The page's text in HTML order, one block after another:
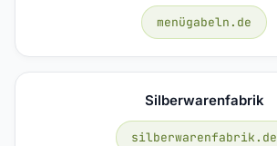
menügabeln.de
Silberwarenfabrik
silberwarenfabrik.de